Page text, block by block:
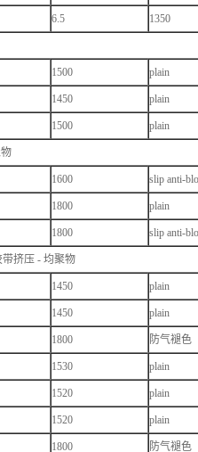
6.5 1350
1500 plain
1450 plain
1500 plain
1600 slip anti-
1800 plain
1800 slip anti-
挤压 - 均聚物
1450 plain
1450 plain
1800 防气褪色
1530 plain
1520 plain
1520 plain
1800 防气褪色